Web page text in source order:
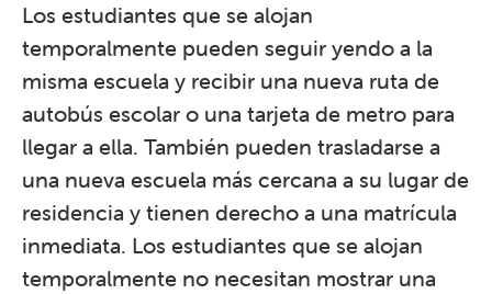
Los estudiantes que se alojan
temporalmente pueden seguir yendo a la
misma escuela y recibir una nueva ruta de
autobús escolar o una tarjeta de metro para
llegar a ella. También pueden trasladarse a
una nueva escuela más cercana a su lugar de
residencia y tienen derecho a una matrícula
inmediata. Los estudiantes que se alojan
temporalmente no necesitan mostrar una